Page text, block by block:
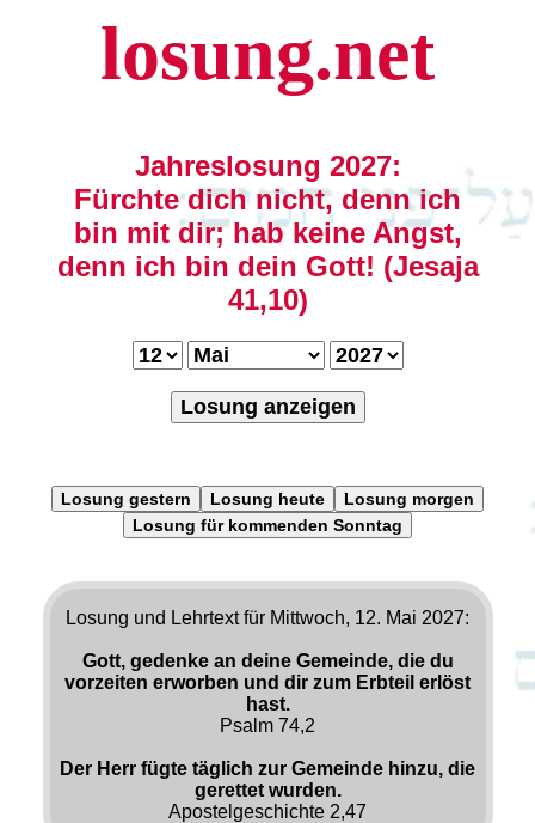
losung.net
Jahreslosung 2027:
Fürchte dich nicht, denn ich
bin mit dir; hab keine Angst,
denn ich bin dein Gott! (Jesaja
41,10)
Losung anzeigen
Losung gestern Losung heute
Losung morgen
Losung für kommenden Sonntag
Losung und Lehrtext für Mittwoch, 12. Mai 2027:
Gott, gedenke an deine Gemeinde, die du
vorzeiten erworben und dir zum Erbteil erlöst
hast.
Psalm 74,2
Der Herr fügte täglich zur Gemeinde hinzu, die
gerettet wurden.
Apostelgeschichte 2,47